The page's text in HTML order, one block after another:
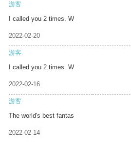
游客
I called you 2 times. W
2022-02-20
游客
I called you 2 times. W
2022-02-16
游客
The world's best fantas
2022-02-14